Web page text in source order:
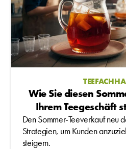
Wie Sie diesen
Ihrem Teegeschäft
Den Sommer-Teeverkauf neu
Strategien, um Kunden
steigern.